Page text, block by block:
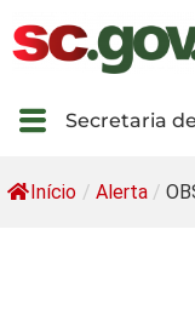
Secretaria
Início / Alerta /